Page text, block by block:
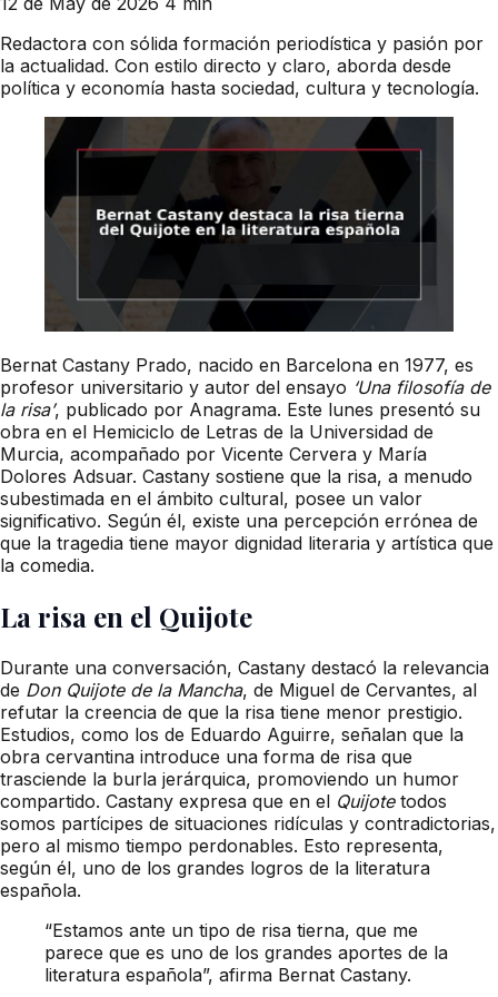
Redactora con sólida formación periodística y pasión por
la actualidad. Con estilo directo y claro, aborda desde
política y economía hasta sociedad, cultura y tecnología.
Bernat Castany Prado, nacido en Barcelona en 1977, es
profesor universitario y autor del ensayo ‘Una filosofía de
la risa’, publicado por Anagrama. Este lunes presentó su
obra en el Hemiciclo de Letras de la Universidad de
Murcia, acompañado por Vicente Cervera y María
Dolores Adsuar. Castany sostiene que la risa, a menudo
subestimada en el ámbito cultural, posee un valor
significativo. Según él, existe una percepción errónea de
que la tragedia tiene mayor dignidad literaria y artística que
la comedia.
La risa en el Quijote
Durante una conversación, Castany destacó la relevancia
de Don Quijote de la Mancha, de Miguel de Cervantes, al
refutar la creencia de que la risa tiene menor prestigio.
Estudios, como los de Eduardo Aguirre, señalan que la
obra cervantina introduce una forma de risa que
trasciende la burla jerárquica, promoviendo un humor
compartido. Castany expresa que en el Quijotetodos
somos partícipes de situaciones ridículas y contradictorias,
pero al mismo tiempo perdonables. Esto representa,
según él, uno de los grandes logros de la literatura
española.
“Estamos ante un tipo de risa tierna, que me
parece que es uno de los grandes aportes de la
literatura española”, afirma Bernat Castany.